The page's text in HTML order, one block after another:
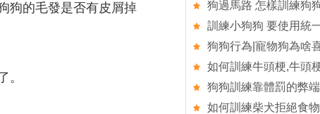
狗的毛發是否有皮屑掉
。
如何訓練柴犬拒絕食物